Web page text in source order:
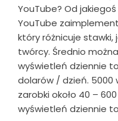
YouTube? Od
YouTube
który różnicuje
twórcy. Średnio
wyświetleń dziennie to
dolarów / dzień. 5000
zarobki około 40 –
wyświetleń dziennie to